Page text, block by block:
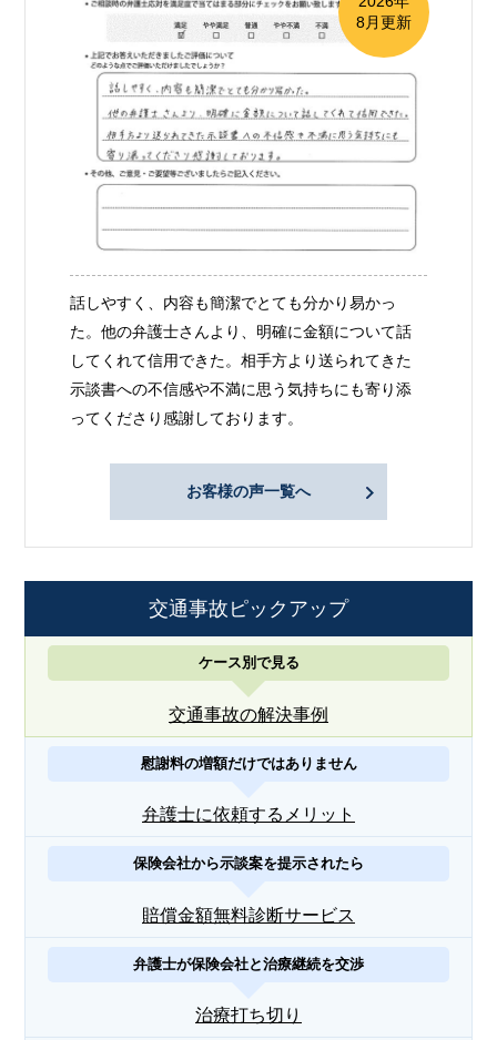
8月更新
話しやすく、内容も簡潔でとても分かり易かっ
た。他の弁護士さんより、明確に金額について話
してくれて信用できた。相手方より送られてきた
示談書への不信感や不満に思う気持ちにも寄り添
ってくださり感謝しております。
お客様の声一覧へ
交通事故ピックアップ
ケース別で見る
交通事故の解決事例
慰謝料の増額だけではありません
弁護士に依頼するメリット
保険会社から示談案を提示されたら
賠償金額無料診断サービス
弁護士が保険会社と治療継続を交渉
治療打ち切り